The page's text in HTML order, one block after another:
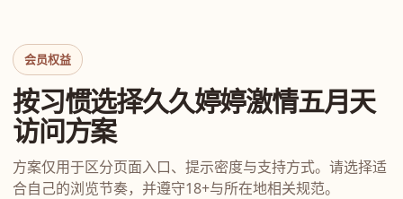
会员权益
按习惯选择久久婷婷激情五月天
访问方案
方案仅用于区分页面入口、提示密度与支持方式。请选择适
合自己的浏览节奏，并遵守18+与所在地相关规范。